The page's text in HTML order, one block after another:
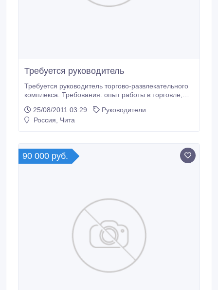
Требуется руководитель
Требуется руководитель торгово-развлекательного
комплекса. Требования: опыт работы в торговле,
коллектива. Возраст 30-45лет, личный авто. Резюме.
Зарплата от 100тр..
25/08/2011 03:29
Руководители
Россия, Чита
90 000 руб.